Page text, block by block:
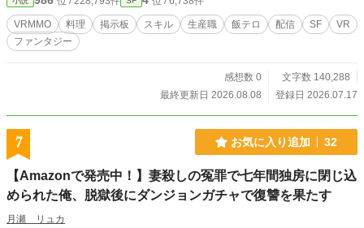
VRMMO 料理 掲示板 スキル 生産職 飯テロ 配信 SF
VR
ファンタジー
感想数 0
文字数 140,288
最終更新日 2026.08.08
登録日 2026.07.17
7 お気に入り追加 32
【Amazonで発売中！】妻殺しの冤罪で七年間独房に閉じ込
められた俺、脱獄後にダンジョンガチャで復讐を果たす
月瀬 リュカ